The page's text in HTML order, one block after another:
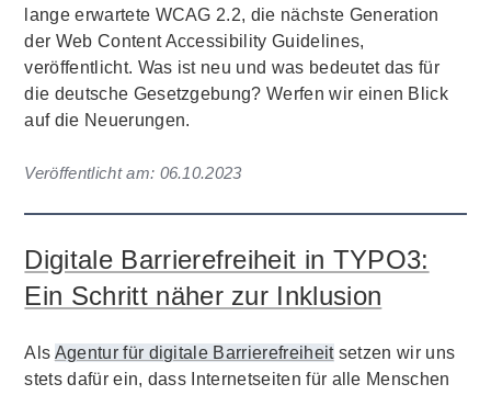
lange erwartete WCAG 2.2, die nächste Generation
der Web Content Accessibility Guidelines,
veröffentlicht. Was ist neu und was bedeutet das für
die deutsche Gesetzgebung? Werfen wir einen Blick
auf die Neuerungen.
Veröffentlicht am: 06.10.2023
Digitale Barrierefreiheit in TYPO3:
Ein Schritt näher zur Inklusion
Als Agentur für digitale Barrierefreiheitsetzen wir uns
stets dafür ein, dass Internetseiten für alle Menschen